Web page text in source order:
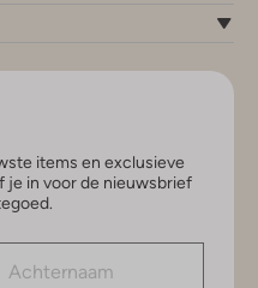
items en exclusieve
je in voor de nieuwsbrief